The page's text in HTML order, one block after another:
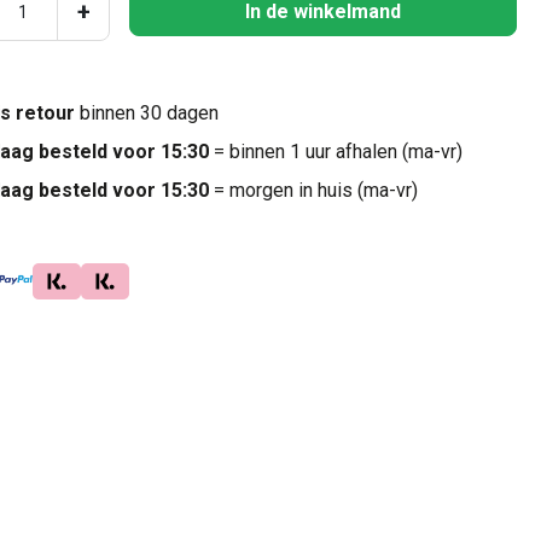
+ In de winkelmand
retour binnen 30 dagen
besteld voor 15:30= binnen 1 uur afhalen (ma-vr)
besteld voor 15:30= morgen in huis (ma-vr)